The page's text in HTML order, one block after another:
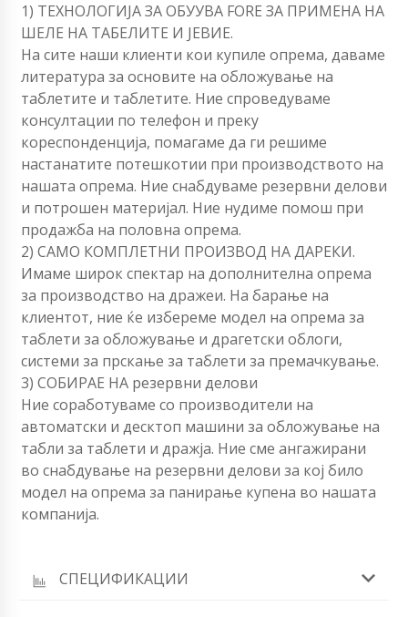
1) ТЕХНОЛОГИЈА ЗА ОБУУВА FORЕ ЗА ПРИМЕНА НА
ШЕЛЕ НА ТАБЕЛИТЕ И JЕВИЕ.
На сите наши клиенти кои купиле опрема, даваме
литература за основите на обложување на
таблетите и таблетите. Ние спроведуваме
консултации по телефон и преку
кореспонденција, помагаме да ги решиме
настанатите потешкотии при производството на
нашата опрема. Ние снабдуваме резервни делови
и потрошен материјал. Ние нудиме помош при
продажба на половна опрема.
2) САМО КОМПЛЕТНИ ПРОИЗВОД НА ДАРЕКИ.
Имаме широк спектар на дополнителна опрема
за производство на дражеи. На барање на
клиентот, ние ќе избереме модел на опрема за
таблети за обложување и драгетски облоги,
системи за прскање за таблети за премачкување.
3) СОБИРАЕ НА резервни делови
Ние соработуваме со производители на
автоматски и десктоп машини за обложување на
табли за таблети и дражја. Ние сме ангажирани
во снабдување на резервни делови за кој било
модел на опрема за панирање купена во нашата
компанија.
СПЕЦИФИКАЦИИ